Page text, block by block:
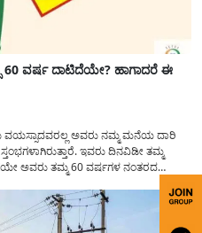
60 ವರ್ಷ ದಾಟಿದೆಯೇ? ಹಾಗಾದರೆ ಈ
ಅವರು ನಮ್ಮ ಮನೆಯ ದಾರಿ
ಇವರು ದಿನವಿಡೀ ತಮ್ಮ
ಅವರು ತಮ್ಮ 60 ವರ್ಷಗಳ ನಂತರದ